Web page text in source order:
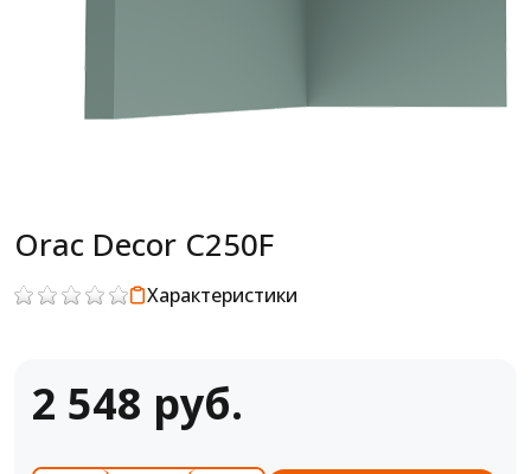
Orac Decor C250F
Характеристики
2 548 руб.